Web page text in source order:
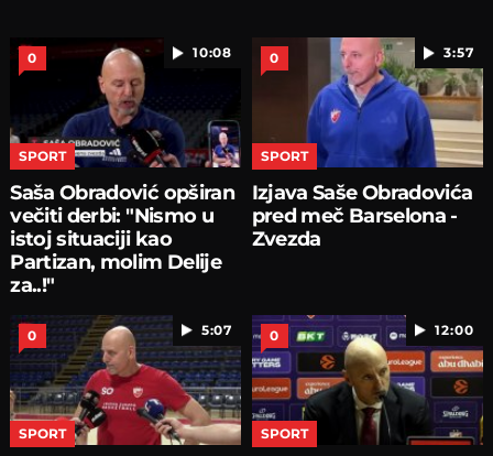
10:08
0
SPORT
Saša Obradović opširan
večiti derbi: "Nismo u
istoj situaciji kao
Partizan, molim Delije
za..!"
3:57
0
SPORT
Izjava Saše Obradovića
pred meč Barselona -
Zvezda
5:07
0
SPORT
12:00
0
SPORT